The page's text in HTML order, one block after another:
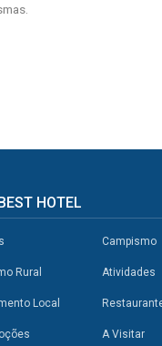
HOTEL
Rural
Local
Campismo
Atividades
A Visitar